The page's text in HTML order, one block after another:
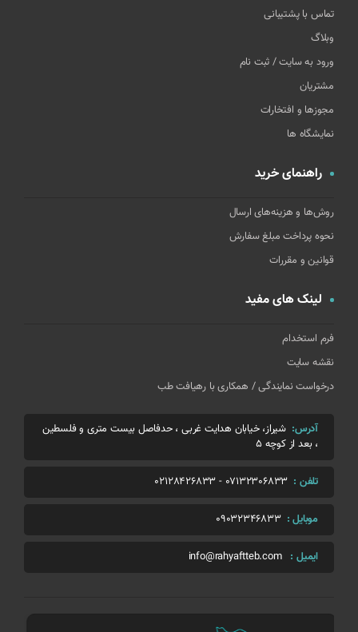
تماس با پشتیبانی
وبلاگ
ورود به سایت / ثبت نام
مشتریان
مجوزها و افتخارات
نمایشگاه ها
راهنمای خرید
روش‌ها و هزینه‌های ارسال
نحوه پرداخت مبلغ سفارش
قوانین و مقررات
لینک های مفید
فرم استخدام
نقشه سایت
درخواست نمایندگی / همکاری با رهیافت طب
آدرس: شیراز، خیابان هدایت غربی ، حدفاصل بیست متری و فلسطین
، بعد از کوچه 5
تلفن : 07132306833
-
02128426833
موبایل : 09032346833
ایمیل : info@rahyaftteb.com